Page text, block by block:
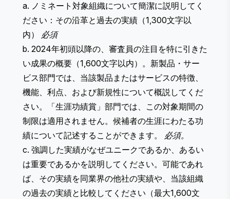
a. ノミネート対象組織について簡潔に説明してく
ださい：その沿革と過去の実績（1,300文字以
内） 必須
b. 2024年初頭以降の、審査員の注目を特に引きた
い成果の概要（1,600文字以内）。​​新製品・サー
ビス部門では、当該製品またはサービスの特徴、
機能、利点、および新規性について概説してくだ
さい。「生涯功績賞」部門では、この対象期間の
制限は適用されません。候補者の生涯にわたる功
績について記述することができます。 必須。
c. 強調した実績がなぜユニークであるか、あるい
は重要であるかを説明してください。可能であれ
ば、その実績を同業界の他社の実績や、当該組織
の過去の実績と比較してください（最大1,600文